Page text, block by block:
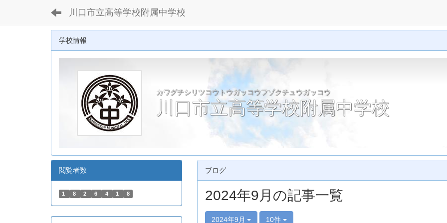
川口市立高等学校附属中学校
学校情報
カワグチシリツコウトウガッコウフゾクチュウガッコウ
川口市立高等学校附属中学校
ブログ
2024年9月の記事一覧
2024年9月 10件
閲覧者数
1 8 2 6 4 1 8